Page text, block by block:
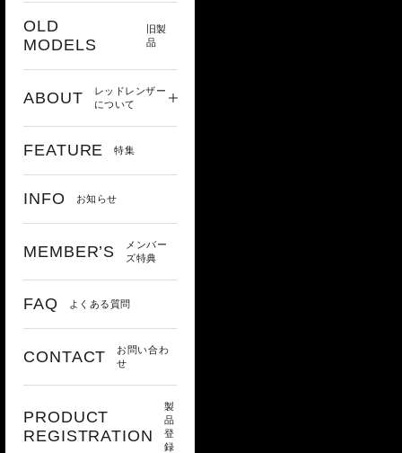
OLD
MODELS
旧製
品
ABOUT
レッドレンザー
について
FEATURE 特集
INFO お知らせ
MEMBER’S
メンバー
ズ特典
FAQ よくある質問
CONTACT
お問い合わ
せ
PRODUCT
REGISTRATION
製
品
登
録